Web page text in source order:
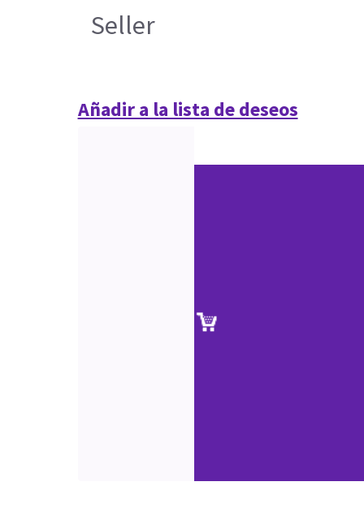
Seller
Añadir a la lista de deseos